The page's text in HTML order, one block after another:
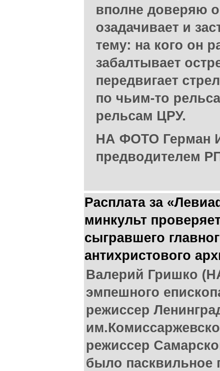
вполне доверяю
озадачивает и
тему: на кого он
забалтывает
передвигает
по чьим-то
рельсам ЦРУ.
НА ФОТО Герман
предводителем
Расплата за
минкульт
сыгравшего
антихристового
Валерий Гришко
эмпешного
режиссер
режиссер
было пасквильное